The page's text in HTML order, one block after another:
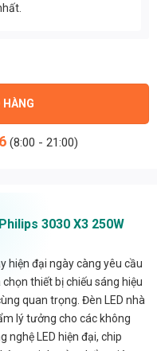
3030 X3 250W (TDLX3-
HÀNG
(8:00 - 21:00)
3030 X3 250W
hiện đại ngày càng yêu cầu
thiết bị chiếu sáng hiệu
quan trọng. Đèn LED nhà
lý tưởng cho các không
nghệ LED hiện đại, chip